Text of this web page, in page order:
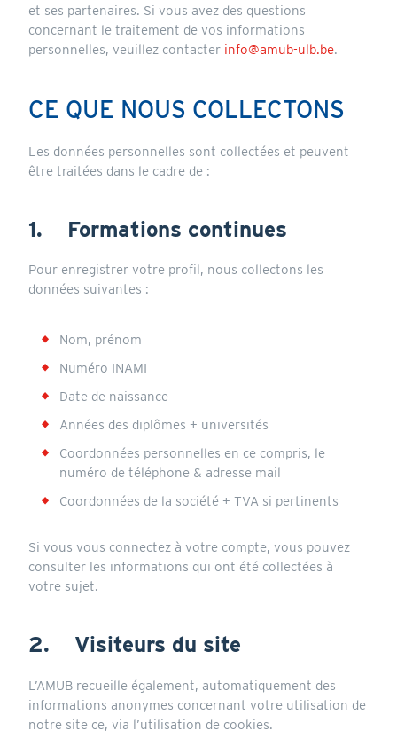
et ses partenaires. Si vous avez des questions
concernant le traitement de vos informations
personnelles, veuillez contacter info@amub-ulb.be.
CE QUE NOUS COLLECTONS
Les données personnelles sont collectées et peuvent
être traitées dans le cadre de :
1. Formations continues
Pour enregistrer votre profil, nous collectons les
données suivantes :
Nom, prénom
Numéro INAMI
Date de naissance
Années des diplômes + universités
Coordonnées personnelles en ce compris, le
numéro de téléphone & adresse mail
Coordonnées de la société + TVA si pertinents
Si vous vous connectez à votre compte, vous pouvez
consulter les informations qui ont été collectées à
votre sujet.
2. Visiteurs du site
L’AMUB recueille également, automatiquement des
informations anonymes concernant votre utilisation de
notre site ce, via l’utilisation de cookies.